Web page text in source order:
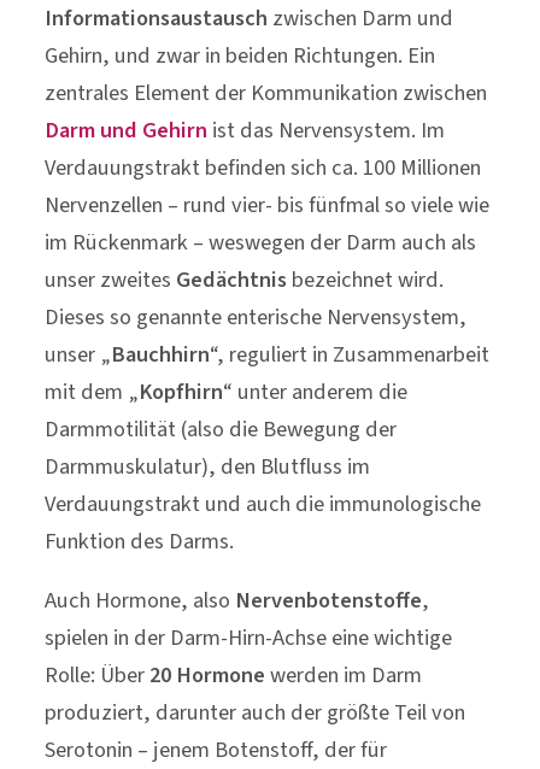
Informationsaustausch zwischen Darm und
Gehirn, und zwar in beiden Richtungen. Ein
zentrales Element der Kommunikation zwischen
Darm und Gehirn ist das Nervensystem. Im
Verdauungstrakt befinden sich ca. 100 Millionen
Nervenzellen – rund vier- bis fünfmal so viele wie
im Rückenmark – weswegen der Darm auch als
unser zweites Gedächtnis bezeichnet wird.
Dieses so genannte enterische Nervensystem,
unser „Bauchhirn“, reguliert in Zusammenarbeit
mit dem „Kopfhirn“ unter anderem die
Darmmotilität (also die Bewegung der
Darmmuskulatur), den Blutfluss im
Verdauungstrakt und auch die immunologische
Funktion des Darms.
Auch Hormone, also Nervenbotenstoffe,
spielen in der Darm-Hirn-Achse eine wichtige
Rolle: Über20 Hormonewerden im Darm
produziert, darunter auch der größte Teil von
Serotonin – jenem Botenstoff, der für